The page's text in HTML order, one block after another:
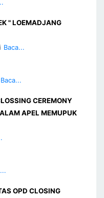
" LOEMADJANG
Baca...
Baca...
CEREMONY
APEL MEMUPUK
OPD CLOSING